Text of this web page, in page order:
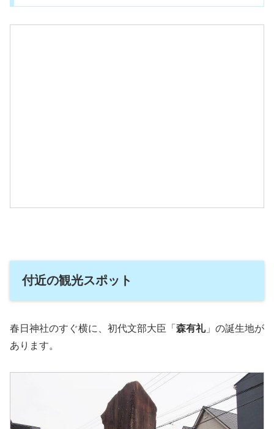
付近の観光スポット
春日神社のすぐ横に、初代文部大臣「 森有礼」の誕生地が
あります。